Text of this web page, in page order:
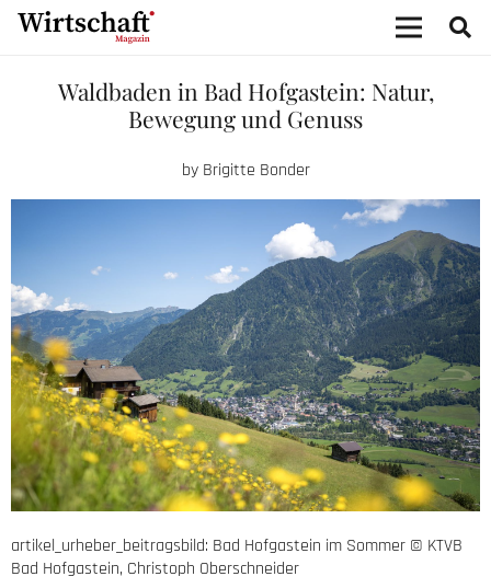
Template #1
Waldbaden in Bad Hofgastein: Natur,
Bewegung und Genuss
by Brigitte Bonder
artikel_urheber_beitragsbild: Bad Hofgastein im Sommer © KTVB
Bad Hofgastein, Christoph Oberschneider